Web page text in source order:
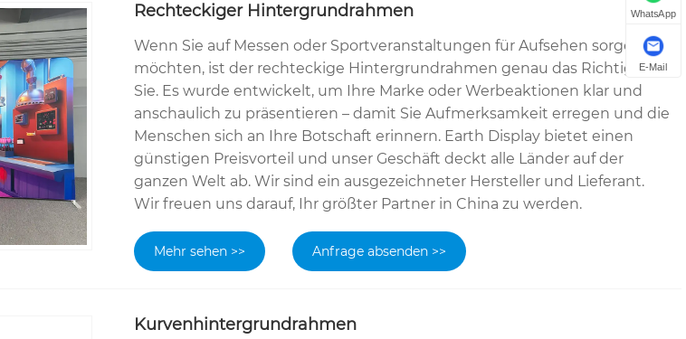
Rechteckiger Hintergrundrahmen
Wenn Sie auf Messen oder Sportveranstaltungen für Aufsehen sorgen
möchten, ist der rechteckige Hintergrundrahmen genau das Richtige für
Sie. Es wurde entwickelt, um Ihre Marke oder Werbeaktionen klar und
anschaulich zu präsentieren – damit Sie Aufmerksamkeit erregen und die
Menschen sich an Ihre Botschaft erinnern. Earth Display bietet einen
günstigen Preisvorteil und unser Geschäft deckt alle Länder auf der
ganzen Welt ab. Wir sind ein ausgezeichneter Hersteller und Lieferant.
Wir freuen uns darauf, Ihr größter Partner in China zu werden.
Mehr sehen >> Anfrage absenden >>
Kurvenhintergrundrahmen
WhatsApp
E-Mail